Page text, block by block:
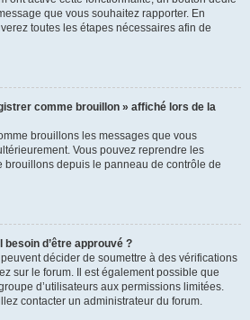
que vous souhaitez rapporter. En
toutes les étapes nécessaires afin de
comme brouillon » affiché lors de la
brouillons les messages que vous
Vous pouvez reprendre les
brouillons depuis le panneau de contrôle de
d’être approuvé ?
décider de soumettre à des vérifications
sur le forum. Il est également possible que
d’utilisateurs aux permissions limitées.
contacter un administrateur du forum.